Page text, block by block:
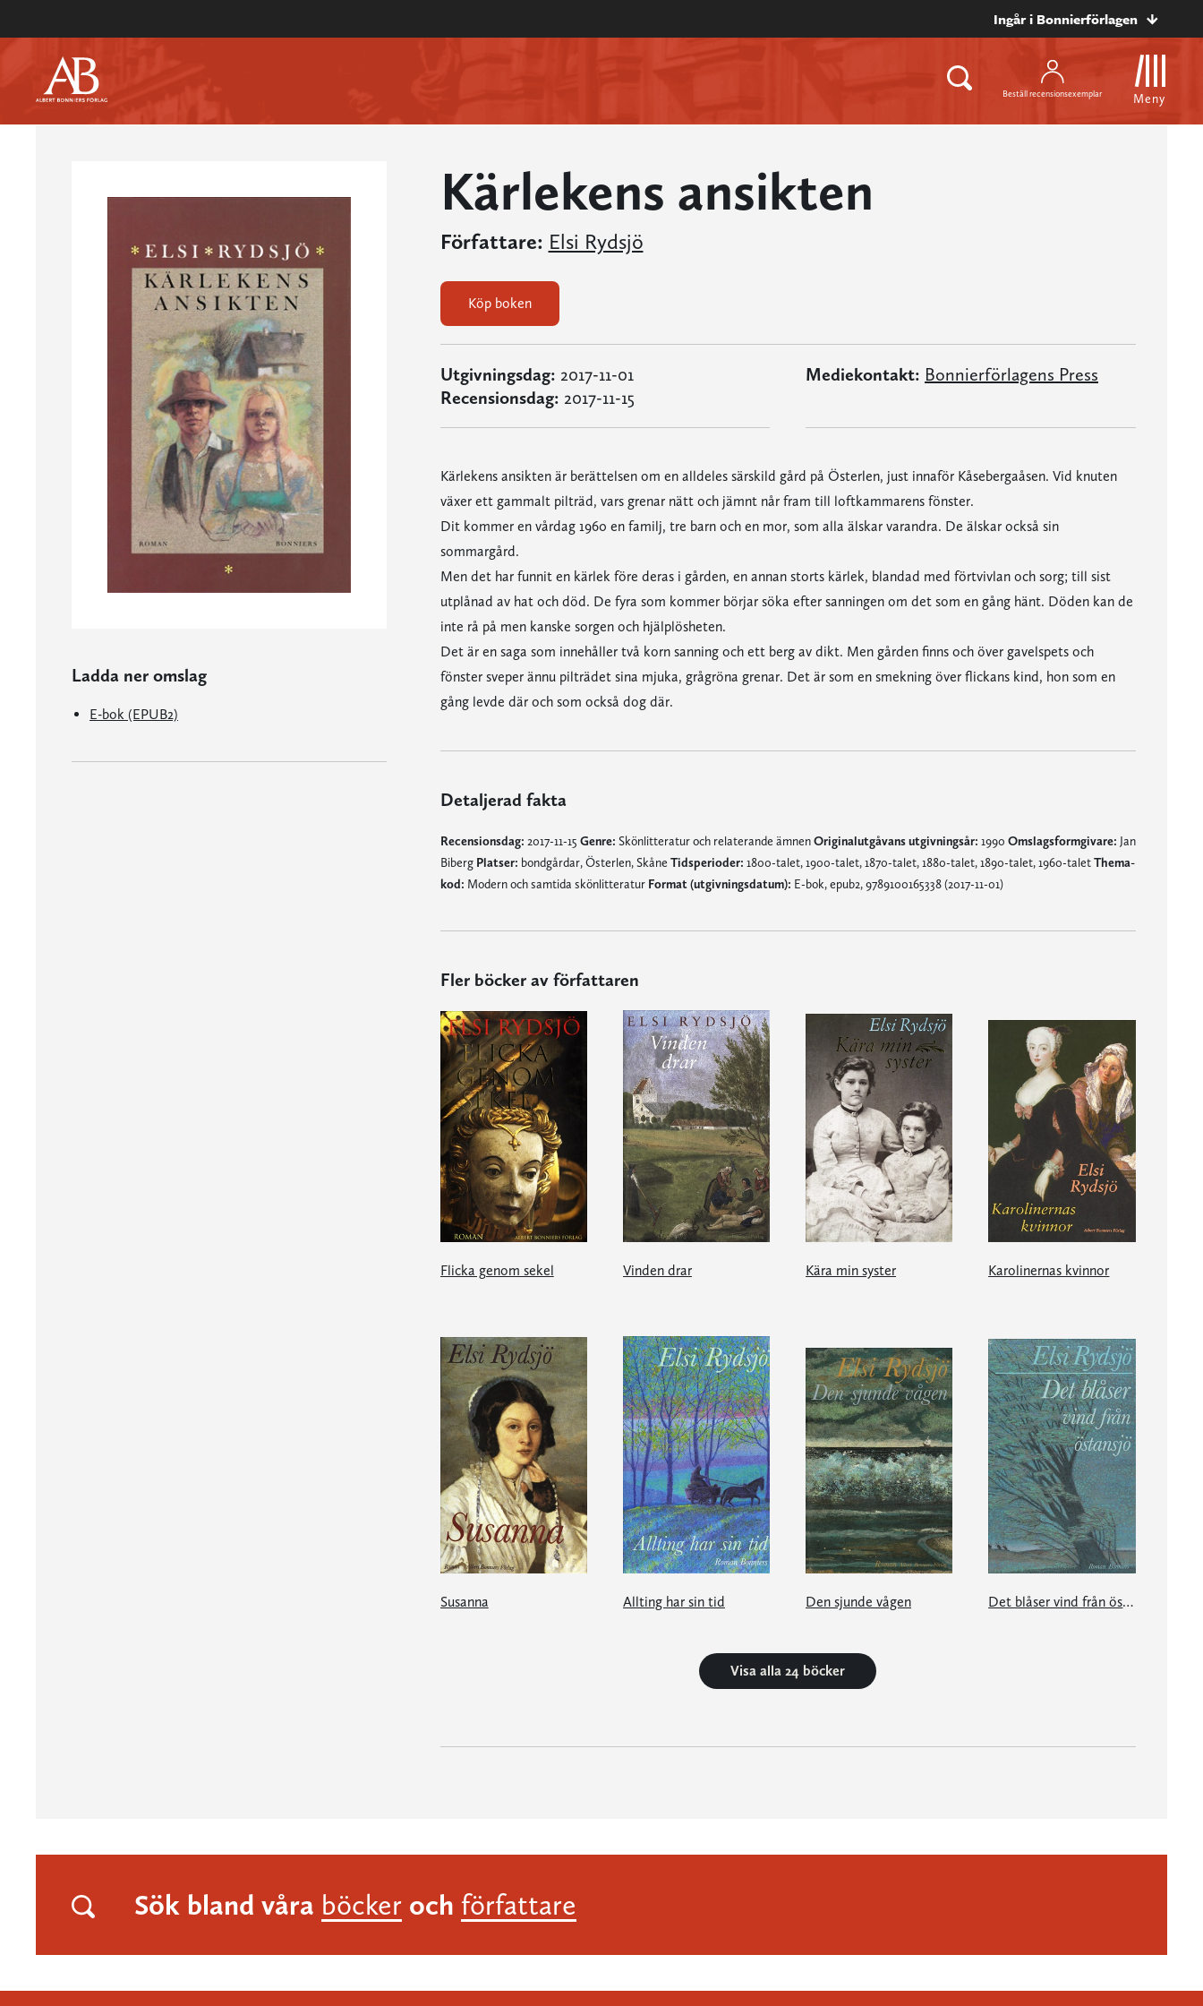
Ingår i Bonnierförlagen
Beställ recensionsexemplar Meny
Ladda ner omslag
E-bok (EPUB2)
Kärlekens ansikten
Författare: Elsi Rydsjö
Köp boken
Utgivningsdag: 2017-11-01
Recensionsdag: 2017-11-15
Mediekontakt: Bonnierförlagens Press
Kärlekens ansikten är berättelsen om en alldeles särskild gård på Österlen, just innaför Kåsebergaåsen. Vid knuten
växer ett gammalt pilträd, vars grenar nätt och jämnt når fram till loftkammarens fönster.
Dit kommer en vårdag 1960 en familj, tre barn och en mor, som alla älskar varandra. De älskar också sin
sommargård.
Men det har funnit en kärlek före deras i gården, en annan storts kärlek, blandad med förtvivlan och sorg; till sist
utplånad av hat och död. De fyra som kommer börjar söka efter sanningen om det som en gång hänt. Döden kan de
inte rå på men kanske sorgen och hjälplösheten.
Det är en saga som innehåller två korn sanning och ett berg av dikt. Men gården finns och över gavelspets och
fönster sveper ännu pilträdet sina mjuka, grågröna grenar. Det är som en smekning över flickans kind, hon som en
gång levde där och som också dog där.
Detaljerad fakta
Recensionsdag: 2017-11-15 Genre: Skönlitteratur och relaterande ämnenOriginalutgåvans utgivningsår: 1990 Omslagsformgivare: Jan
Biberg Platser: bondgårdar, Österlen, Skåne Tidsperioder: 1800-talet, 1900-talet, 1870-talet, 1880-talet, 1890-talet, 1960-taletThema-
kod: Modern och samtida skönlitteratur Format (utgivningsdatum): E-bok, epub2, 9789100165338 (2017-11-01)
Fler böcker av författaren
Flicka genom sekel Vinden drar Kära min syster Karolinernas kvinnor
Susanna Allting har sin tid Den sjunde vågen Det blåser vind från östansjö
Visa alla 24 böcker
Sök bland våra böcker och författare